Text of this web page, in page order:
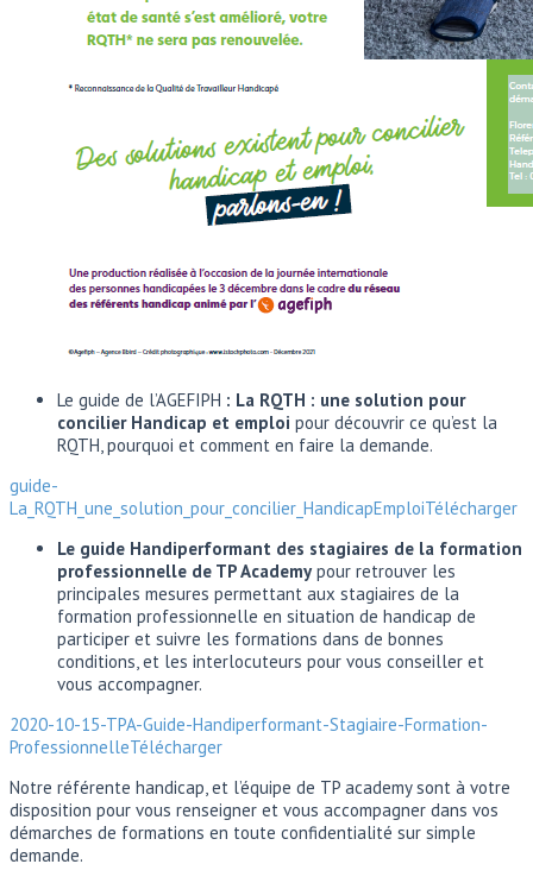
Le guide de l’AGEFIPH : La RQTH : une solution pour
concilier Handicap et emploi pour découvrir ce qu’est la
RQTH, pourquoi et comment en faire la demande.
guide-
La_RQTH_une_solution_pour_concilier_HandicapEmploiTélécharger
Le guide Handiperformant des stagiaires de la formation
professionnelle de TP Academypour retrouver les
principales mesures permettant aux stagiaires de la
formation professionnelle en situation de handicap de
participer et suivre les formations dans de bonnes
conditions, et les interlocuteurs pour vous conseiller et
vous accompagner.
2020-10-15-TPA-Guide-Handiperformant-Stagiaire-Formation-
ProfessionnelleTélécharger
Notre référente handicap, et l’équipe de TP academy sont à votre
disposition pour vous renseigner et vous accompagner dans vos
démarches de formations en toute confidentialité sur simple
demande.